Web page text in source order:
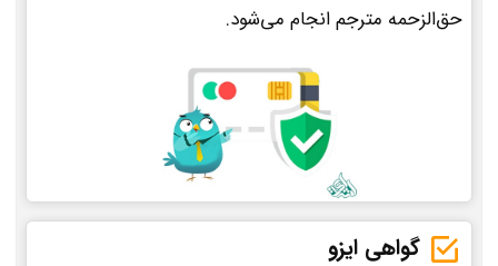
حق‌الزحمه مترجم انجام می‌شود.
گواهی ایزو